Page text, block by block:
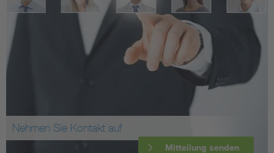
Nehmen Sie Kontakt auf
Mitteilung senden